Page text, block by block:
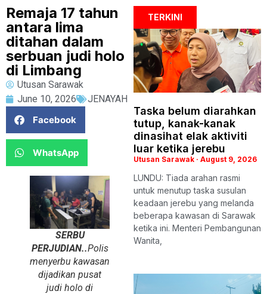
Remaja 17 tahun
antara lima
ditahan dalam
serbuan judi holo
di Limbang
Utusan Sarawak
June 10, 2026
JENAYAH
Facebook
WhatsApp
SERBU
PERJUDIAN..Polis
menyerbu kawasan
dijadikan pusat
judi holo di
TERKINI
Taska belum diarahkan
tutup, kanak-kanak
dinasihat elak aktiviti
luar ketika jerebu
Utusan Sarawak August 9, 2026
LUNDU: Tiada arahan rasmi
untuk menutup taska susulan
keadaan jerebu yang melanda
beberapa kawasan di Sarawak
ketika ini. Menteri Pembangunan
Wanita,